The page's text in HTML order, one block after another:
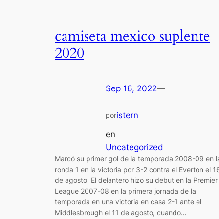
camiseta mexico suplente
2020
Sep 16, 2022—
poristern
en
Uncategorized
Marcó su primer gol de la temporada 2008-09 en
ronda 1 en la victoria por 3-2 contra el Everton el
de agosto. El delantero hizo su debut en la Premier
League 2007-08 en la primera jornada de la
temporada en una victoria en casa 2-1 ante el
Middlesbrough el 11 de agosto, cuando…